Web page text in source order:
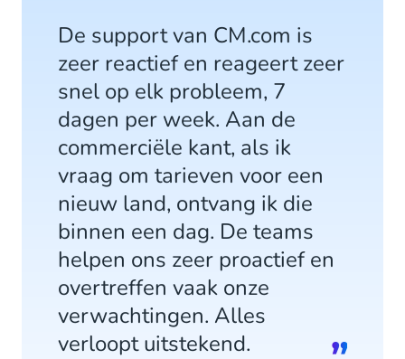
De support van CM.com is
zeer reactief en reageert zeer
snel op elk probleem, 7
dagen per week. Aan de
commerciële kant, als ik
vraag om tarieven voor een
nieuw land, ontvang ik die
binnen een dag. De teams
helpen ons zeer proactief en
overtreffen vaak onze
verwachtingen. Alles
verloopt uitstekend.